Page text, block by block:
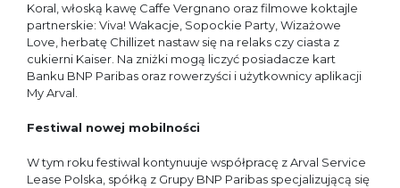
Koral, włoską kawę Caffe Vergnano oraz filmowe koktajle
partnerskie: Viva! Wakacje, Sopockie Party, Wizażowe
Love, herbatę Chillizet nastaw się na relaks czy ciasta z
cukierni Kaiser. Na zniżki mogą liczyć posiadacze kart
Banku BNP Paribas oraz rowerzyści i użytkownicy aplikacji
My Arval.
Festiwal nowej mobilności
W tym roku festiwal kontynuuje współpracę z Arval Service
Lease Polska, spółką z Grupy BNP Paribas specjalizującą się